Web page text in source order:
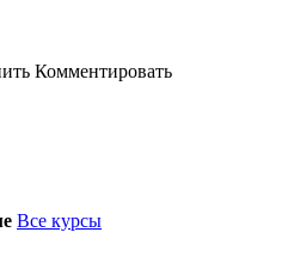
Комментировать
Все курсы